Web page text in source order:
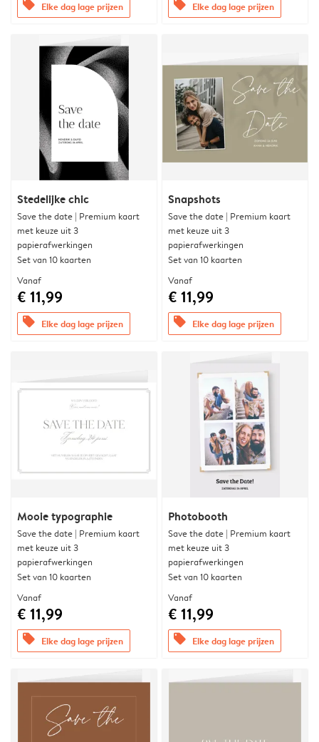
offers Elke dag lage prijzen offers Elke dag lage prijzen
Stedelijke chic
Save the date | Premium kaart
met keuze uit 3
papierafwerkingen
Set van 10 kaarten
Vanaf
€ 11,99
offers Elke dag lage prijzen
Snapshots
Save the date | Premium kaart
met keuze uit 3
papierafwerkingen
Set van 10 kaarten
Vanaf
€ 11,99
offers Elke dag lage prijzen
Mooie typographie
Save the date | Premium kaart
met keuze uit 3
papierafwerkingen
Set van 10 kaarten
Vanaf
€ 11,99
offers Elke dag lage prijzen
Photobooth
Save the date | Premium kaart
met keuze uit 3
papierafwerkingen
Set van 10 kaarten
Vanaf
€ 11,99
offers Elke dag lage prijzen